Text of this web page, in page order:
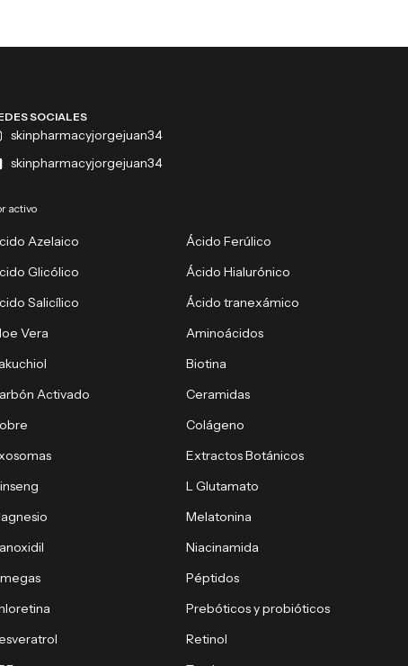
SOCIALES
skinpharmacyjorgejuan34
skinpharmacyjorgejuan34
activo
Azelaico
Ácido Ferúlico
Glicólico
Ácido Hialurónico
Salicílico
Ácido tranexámico
Vera
Aminoácidos
Biotina
Activado
Ceramidas
Colágeno
Extractos Botánicos
L Glutamato
Melatonina
Niacinamida
Péptidos
Prebóticos y probióticos
Retinol